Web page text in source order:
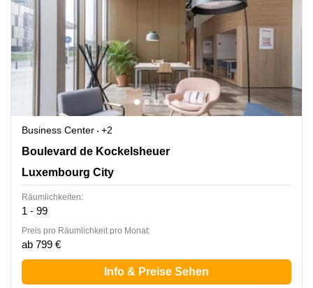
Business Center
+2
18 Boulevard de Kockelsheuer, Luxembourg City
Boulevard de Kockelsheuer
Luxembourg City
Räumlichkeiten:
1 - 99
Preis pro Räumlichkeit pro Monat:
ab 799 €
Info & Preise Sehen